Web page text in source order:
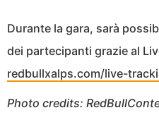
Durante la gara, sarà
dei partecipanti grazie al
redbullxalps.com/live-
Photo credits: